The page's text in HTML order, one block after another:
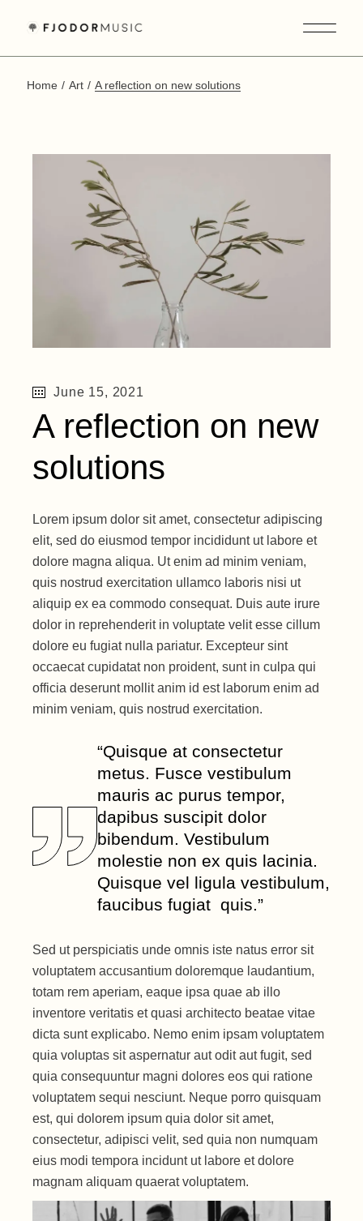
Home Art A reflection on new solutions
June 15, 2021
A reflection on new
solutions
Lorem ipsum dolor sit amet, consectetur adipiscing
elit, sed do eiusmod tempor incididunt ut labore et
dolore magna aliqua. Ut enim ad minim veniam,
quis nostrud exercitation ullamco laboris nisi ut
aliquip ex ea commodo consequat. Duis aute irure
dolor in reprehenderit in voluptate velit esse cillum
dolore eu fugiat nulla pariatur. Excepteur sint
occaecat cupidatat non proident, sunt in culpa qui
officia deserunt mollit anim id est laborum enim ad
minim veniam, quis nostrud exercitation.
“Quisque at consectetur
metus. Fusce vestibulum
mauris ac purus tempor,
dapibus suscipit dolor
bibendum. Vestibulum
molestie non ex quis lacinia.
Quisque vel ligula vestibulum,
faucibus fugiat quis.”
Sed ut perspiciatis unde omnis iste natus error sit
voluptatem accusantium doloremque laudantium,
totam rem aperiam, eaque ipsa quae ab illo
inventore veritatis et quasi architecto beatae vitae
dicta sunt explicabo. Nemo enim ipsam voluptatem
quia voluptas sit aspernatur aut odit aut fugit, sed
quia consequuntur magni dolores eos qui ratione
voluptatem sequi nesciunt. Neque porro quisquam
est, qui dolorem ipsum quia dolor sit amet,
consectetur, adipisci velit, sed quia non numquam
eius modi tempora incidunt ut labore et dolore
magnam aliquam quaerat voluptatem.